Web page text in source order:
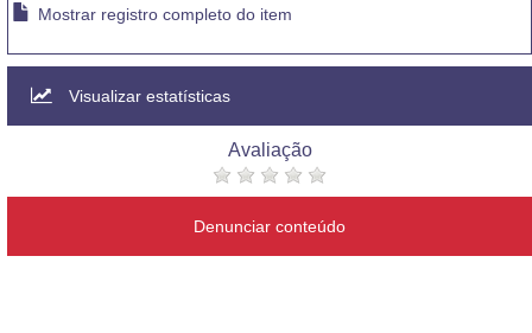
Mostrar registro completo do item
Visualizar estatísticas
Avaliação
Denunciar conteúdo